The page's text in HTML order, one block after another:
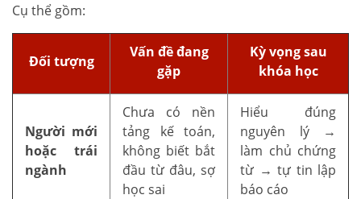
Cụ thể gồm:
Đối tượng
Vấn đề đang
gặp
Kỳ vọng sau
khóa học
Người mới
hoặc trái
ngành
Chưa có nền
tảng kế toán,
không biết bắt
đầu từ đâu, sợ
học sai
Hiểu đúng
nguyên lý →
làm chủ chứng
từ → tự tin lập
báo cáo